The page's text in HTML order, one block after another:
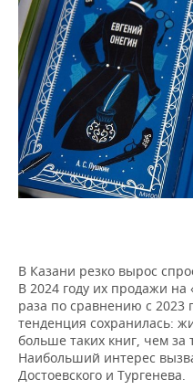
ТОРГОВЫЕ ЦЕНТРЫ
ТАТАРСТАНА
ИНВЕСТИЦИИ
МАШИНОСТРОЕНИЕ
НЕФТЕХИМИЯ
НЕФТЬ
ОПК
ЭНЕРГЕТИКА
НОВОСТИ БИЗНЕСА
РОЗНИЧНАЯ ТОРГОВЛЯ
ТРАНСПОРТ
УСЛУГИ
ТЕХНОЛОГИИ
НОВОСТИ ТЕХНОЛОГИЙ
IT
МЕДИА
МЕРОПРИЯТИЯ
НОВОСТИ
ВЫЕЗДНАЯ РЕДАКЦИЯ
ОТКРЫТАЯ ЛЕКЦИЯ
СПОРТ
НОВОСТИ СПОРТА
БАСКЕТБОЛ
ВОЛЕЙБОЛ
КИБЕРСПОРТ
ОБЩЕСТВО
ИНФРАСТРУКТУРА
ИСТОРИЯ
КУЛЬТУРА
СПРАВОЧНИК
СПИСОК ПЕРСОН
СПИСОК КОМПАНИЙ
ПОЛНАЯ ВЕРСИЯ
В Казани резко вырос
В 2024 году их продажи на
раза по сравнению с 2023
тенденция сохранилась:
больше таких книг, чем
Наибольший интерес
Достоевского и Тургенева.